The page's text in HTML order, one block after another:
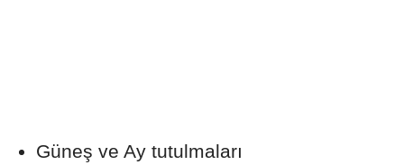
Güneş ve Ay tutulmaları